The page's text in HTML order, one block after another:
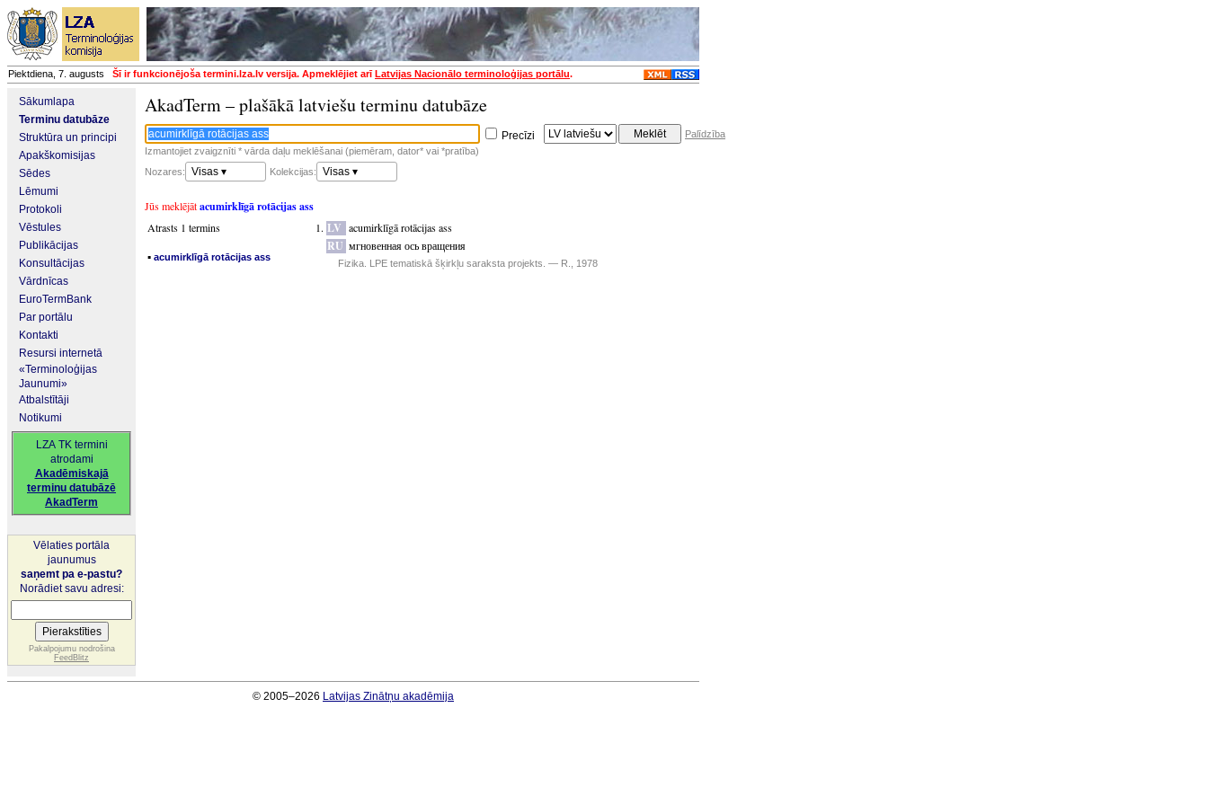
Piektdiena, 7. augusts Šī ir funkcionējoša termini.lza.lv versija. Apmeklējiet arīLatvijas Nacionālo terminoloģijas portālu.
Sākumlapa
Terminu datubāze
Struktūra un principi
Apakškomisijas
Sēdes
Lēmumi
Protokoli
Vēstules
Publikācijas
Konsultācijas
Vārdnīcas
EuroTermBank
Par portālu
Kontakti
Resursi internetā
«Terminoloģijas
Jaunumi»
Atbalstītāji
Notikumi
LZA TK termini
atrodami
Akadēmiskajā
terminu datubāzē
AkadTerm
Vēlaties portāla
jaunumus
saņemt pa e-pastu?
Norādiet savu adresi:
Pakalpojumu nodrošina
FeedBlitz
AkadTerm – plašākā latviešu terminu datubāze
Precīzi
Palīdzība
Izmantojiet zvaigznīti * vārda daļu meklēšanai (piemēram, dator* vai *pratība)
Nozares:
Visas ▾ Kolekcijas: Visas ▾
Jūs meklējātacumirklīgā rotācijas ass
Atrasts 1 termins
▪ acumirklīgā rotācijas ass
LV acumirklīgā rotācijas ass
RU мгновенная ось вращения
Fizika. LPE tematiskā šķirkļu saraksta projekts. — R., 1978
© 2005–2026 Latvijas Zinātņu akadēmija